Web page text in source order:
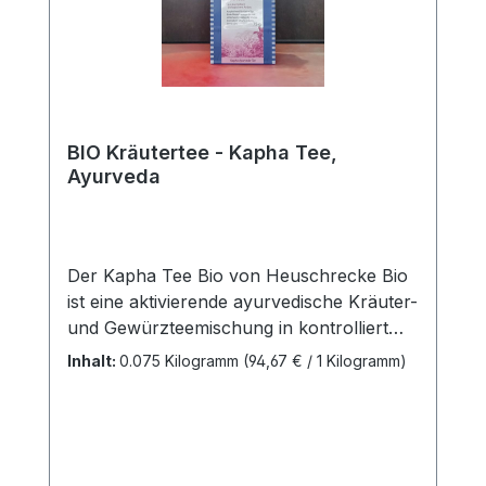
Lavendel, Sonnenblumenblüten,
Ehrenpreis, Augentrost alle Zutaten aus
kontrolliert biologischem Anbau. Herkunft
DE Hersteller: Firma Heuschrecke
(8g) mit 1l kochendem Wasser aufgießen,
ca. 10 Minuten ziehen lassen.
BIO Kräutertee - Kapha Tee,
Ayurveda
Der Kapha Tee Bio von Heuschrecke Bio
ist eine aktivierende ayurvedische Kräuter-
und Gewürzteemischung in kontrolliert
biologischer Qualität. Die Rezeptur ist
Inhalt: 0.075 Kilogramm (94,67 € / 1 Kilogramm)